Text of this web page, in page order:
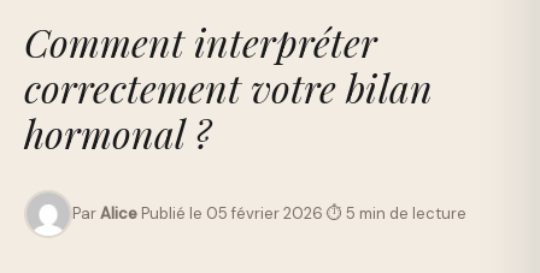
Comment interpréter
correctement votre bilan
hormonal ?
ParAlice Publié le 05 février 2026 ⏱ 5 min de lecture